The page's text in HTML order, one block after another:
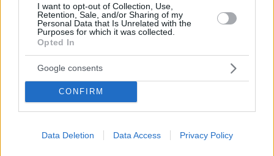
I want to opt-out of Collection, Use,
Retention, Sale, and/or Sharing of my
Personal Data that Is Unrelated with the
Purposes for which it was collected.
Opted In
Google consents
CONFIRM
Data Deletion Data Access Privacy Policy
Στη ΓΑΔΑ κρατείται η 46χρονη που κατηγορείται
για την επίθεση στη Marfin, δείτε βίντεο και
φωτογραφίες
06.08.2026, 23:17